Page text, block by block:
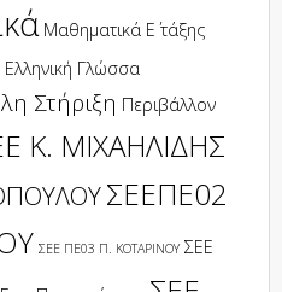
Μαθηματικά Ε΄ τάξης
Γλώσσα
Στήριξη Περιβάλλον
Κ. ΜΙΧΑΗΛΙΔΗΣ
ΣΕΕΠΕ02
ΣΕΕ ΠΕ03 Π. ΚΟΤΑΡΙΝΟΥ ΣΕΕ